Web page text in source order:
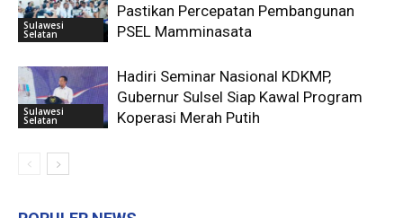
Sulawesi
Selatan
Pastikan Percepatan Pembangunan
PSEL Mamminasata
Sulawesi
Selatan
Hadiri Seminar Nasional KDKMP,
Gubernur Sulsel Siap Kawal Program
Koperasi Merah Putih